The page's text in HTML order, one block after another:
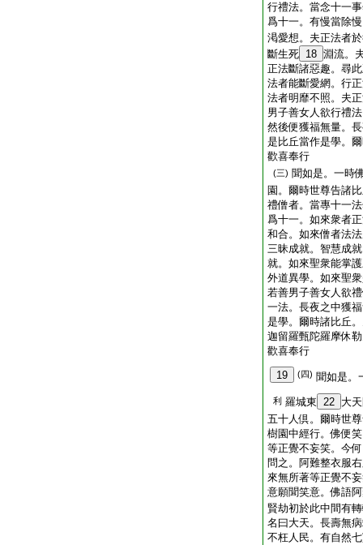
行禮法。當念十一
爲十一。有慢當除
渇愛想。夫正法者
斷生死 18 淵流。
正法斷諸惡趣。尋
法者能斷愛網。行
法者明靡不照。夫
男子善女人欲行禮
然後便獲福無量。
是比丘當作是學。
歡喜奉行
(三) 聞如是。一時
園。爾時世尊告諸
禮僧者。當專十一
爲十一。如來衆者
和合。如來僧者法
三昧成就。智慧成
就。如來聖衆能掌
外道異學。如來聖
若善男子善女人欲
一法。長夜之中獲
是學。爾時諸比丘
迦留羅甄陀羅摩休
歡喜奉行
19
(四) 聞如是。
利 羅城東 22 大
五十人倶。爾時世
樹園中經行。佛便
等正覺不妄笑。今
問之。阿難整衣服
來無所著等正覺不
意願聞笑意。佛語
賢劫初於此中間有
名曰大天。長壽無
不枉人民。有自然